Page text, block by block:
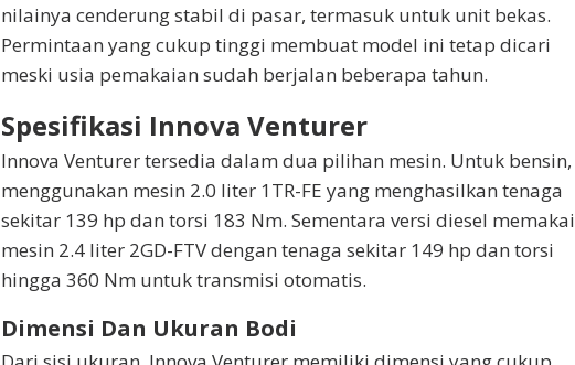
nilainya cenderung stabil di pasar, termasuk untuk unit bekas.
Permintaan yang cukup tinggi membuat model ini tetap dicari
meski usia pemakaian sudah berjalan beberapa tahun.
Spesifikasi Innova Venturer
Innova Venturer tersedia dalam dua pilihan mesin. Untuk bensin,
menggunakan mesin 2.0 liter 1TR-FE yang menghasilkan tenaga
sekitar 139 hp dan torsi 183 Nm. Sementara versi diesel memakai
mesin 2.4 liter 2GD-FTV dengan tenaga sekitar 149 hp dan torsi
hingga 360 Nm untuk transmisi otomatis.
Dimensi Dan Ukuran Bodi